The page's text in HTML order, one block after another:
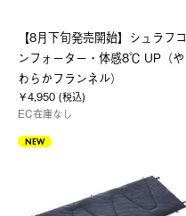
【8月下旬発売開始】シュラフコ
ンフォーター・体感8℃ UP（や
わらかフランネル）
￥4,950 (税込)
EC在庫なし
NEW